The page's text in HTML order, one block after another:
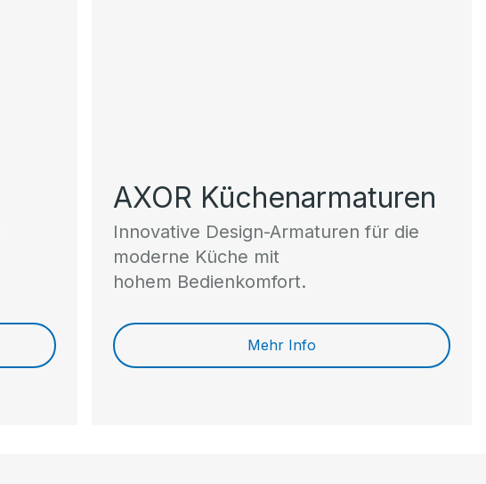
AXOR Küchenarmaturen
Innovative Design-Armaturen für die
moderne Küche mit
hohem Bedienkomfort.
Mehr Info